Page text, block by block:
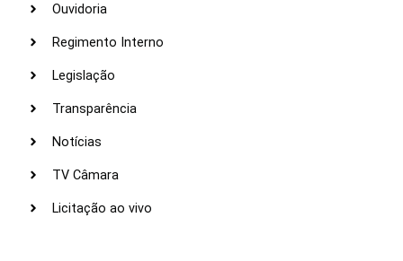
Ouvidoria
Regimento Interno
Legislação
Transparência
Notícias
TV Câmara
Licitação ao vivo